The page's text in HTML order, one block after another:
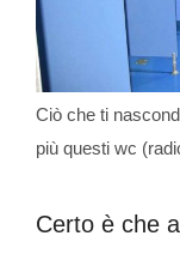
Ciò che ti
più questi wc
Certo è che